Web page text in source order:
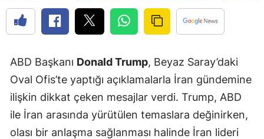
ABD Başkanı Donald Trump, Beyaz Saray’daki
Oval Ofis’te yaptığı açıklamalarla İran gündemine
ilişkin dikkat çeken mesajlar verdi. Trump, ABD
ile İran arasında yürütülen temaslara değinirken,
olası bir anlaşma sağlanması halinde İran lideri